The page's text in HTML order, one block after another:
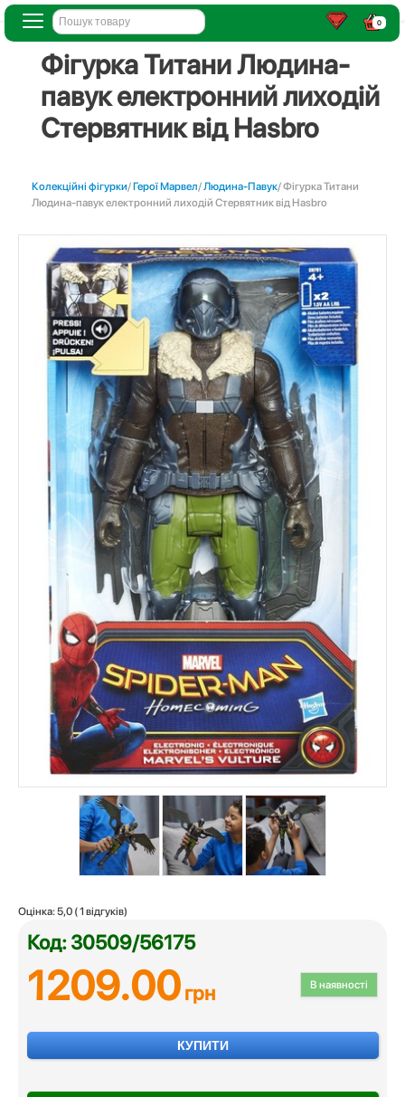
0
Фігурка Титани Людина-
павук електронний лиходій
Стервятник від Hasbro
Колекційні фігурки/Герої Марвел/Людина-Павук/ Фігурка Титани
Людина-павук електронний лиходій Стервятник від Hasbro
Оцінка: 5,0 (1 відгуків)
Код: 30509/56175
В наявності
1209.00грн
КУПИТИ